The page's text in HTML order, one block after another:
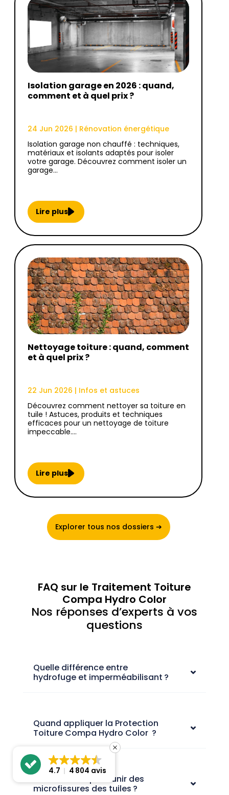
Isolation garage en 2026 : quand,
comment et à quel prix ?
24 Jun 2026 | Rénovation énergétique
Isolation garage non chauffé : techniques,
matériaux et isolants adaptés pour isoler
votre garage. Découvrez comment isoler un
garage…
Lire plus
Nettoyage toiture : quand, comment
et à quel prix ?
22 Jun 2026 | Infos et astuces
Découvrez comment nettoyer sa toiture en
tuile ! Astuces, produits et techniques
efficaces pour un nettoyage de toiture
impeccable.…
Lire plus
Explorer tous nos dossiers ➔
FAQ sur le Traitement Toiture
Compa Hydro Color
Nos réponses d’experts à vos
questions
Quelle différence entre
hydrofuge et imperméabilisant ?
Quand appliquer la Protection
Toiture Compa Hydro Color ?
Comment se prémunir des
microfissures des tuiles ?
4.7 4 804 avis